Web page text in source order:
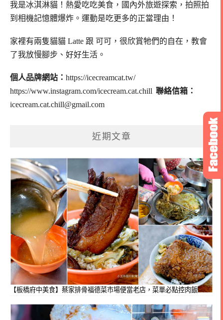
我是冰淇淋貓！ 熱愛吃吃美食，國內外旅遊探索，拍照拍
到相機記憶體爆炸。 運動是吃更多的正當理由！
家裡有兩隻貓貓 Latte 跟 可可， 很欣賞牠們的自在，教會
了我放慢腳步、好好生活。
個人品牌網站： https://icecreamcat.tw/
https://www.instagram.com/icecream.cat.chill 聯絡信箱：
icecream.cat.chill@gmail.com
近期文章
【板橋府中美食】蔡家排骨福德菜市場便當老店，菜單必點控肉飯